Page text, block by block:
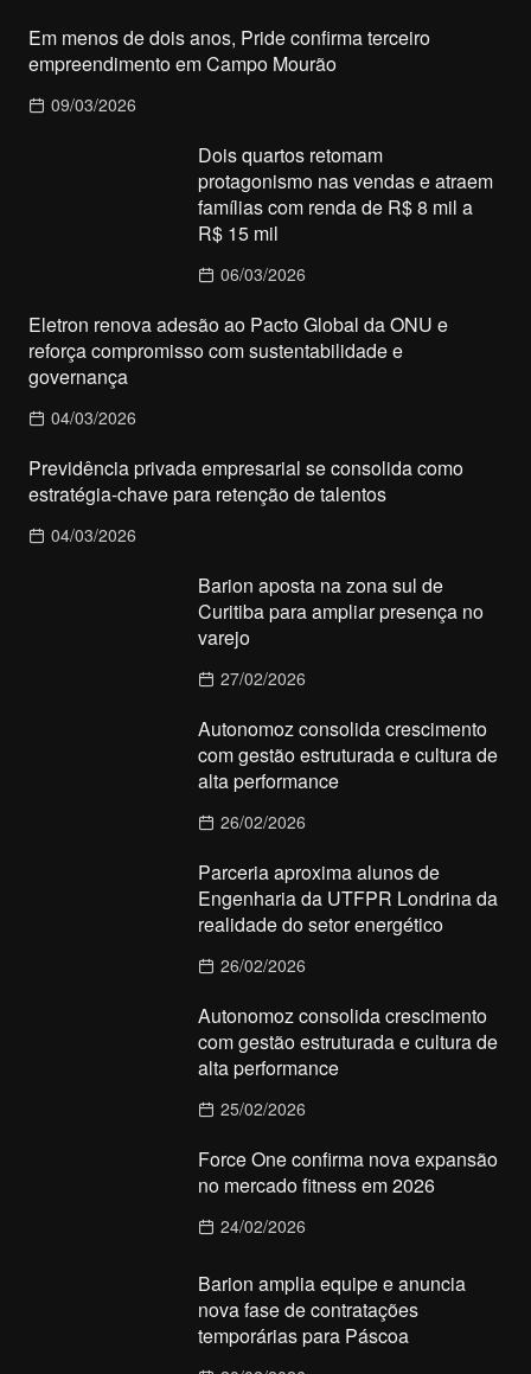
Em menos de dois anos, Pride confirma terceiro
empreendimento em Campo Mourão
09/03/2026
Dois quartos retomam
protagonismo nas vendas e atraem
famílias com renda de R$ 8 mil a
R$ 15 mil
06/03/2026
Eletron renova adesão ao Pacto Global da ONU e
reforça compromisso com sustentabilidade e
governança
04/03/2026
Previdência privada empresarial se consolida como
estratégia-chave para retenção de talentos
04/03/2026
Barion aposta na zona sul de
Curitiba para ampliar presença no
varejo
27/02/2026
Autonomoz consolida crescimento
com gestão estruturada e cultura de
alta performance
26/02/2026
Parceria aproxima alunos de
Engenharia da UTFPR Londrina da
realidade do setor energético
26/02/2026
Autonomoz consolida crescimento
com gestão estruturada e cultura de
alta performance
25/02/2026
Force One confirma nova expansão
no mercado fitness em 2026
24/02/2026
Barion amplia equipe e anuncia
nova fase de contratações
temporárias para Páscoa